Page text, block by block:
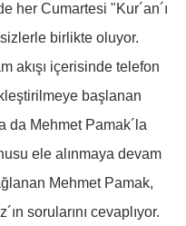
her Cumartesi "Kur´an´ı
birlikte oluyor.
akışı içerisinde telefon
başlanan
da Mehmet Pamak´la
ele alınmaya devam
Mehmet Pamak,
sorularını cevaplıyor.